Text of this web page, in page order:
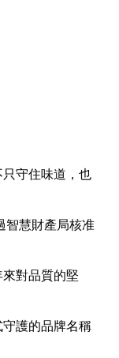
守住味道，也
智慧財產局核准
對品質的堅
護的品牌名稱